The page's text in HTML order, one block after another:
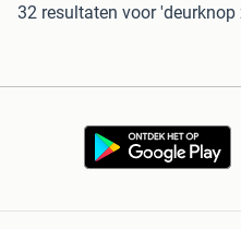
32 resultaten voor 'deurknop